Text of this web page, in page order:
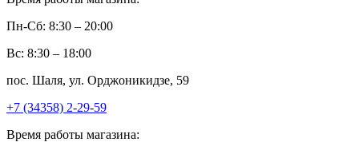
Пн-Сб: 8:30 – 20:00
Вс: 8:30 – 18:00
пос. Шаля, ул. Орджоникидзе, 59
+7 (34358) 2-29-59
Время работы магазина: